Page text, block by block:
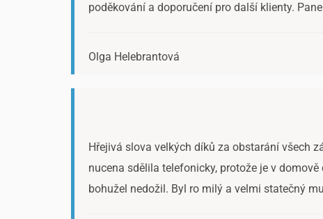
poděkování a doporučení pro další klienty.
Olga Helebrantová
Hřejivá slova velkých díků za obstarání všech
nucena sdělila telefonicky, protože je v
bohužel nedožil. Byl ro milý a velmi statečný